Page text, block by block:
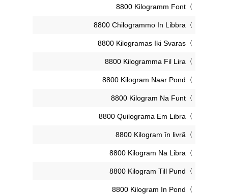
‎8800 Kilogramm Font
‎8800 Chilogrammo In Libbra
‎8800 Kilogramas Iki Svaras
‎8800 Kilogramma Fil Lira
‎8800 Kilogram Naar Pond
‎8800 Kilogram Na Funt
‎8800 Quilograma Em Libra
‎8800 Kilogram în livră
‎8800 Kilogram Na Libra
‎8800 Kilogram Till Pund
‎8800 Kilogram In Pond